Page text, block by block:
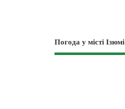
Погода у місті Ізюмі